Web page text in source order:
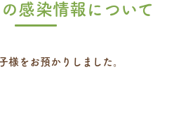
感染情報について
様をお預かりしました。